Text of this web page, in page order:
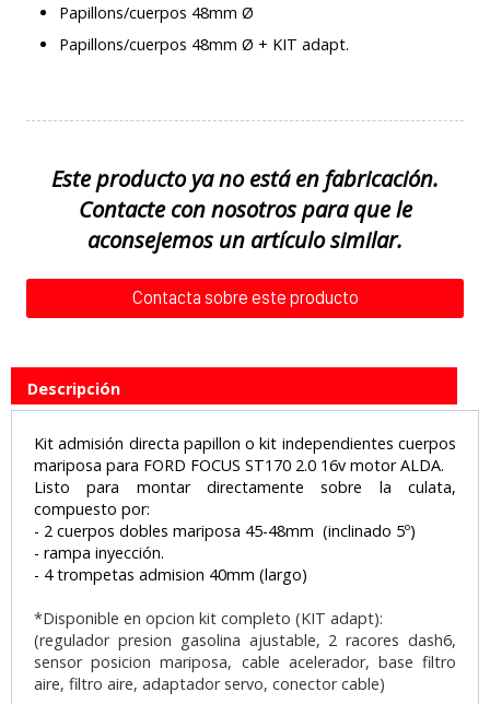
Papillons/cuerpos 48mm Ø
Papillons/cuerpos 48mm Ø + KIT adapt.
Este producto ya no está en fabricación.
Contacte con nosotros para que le
aconsejemos un artículo similar.
Contacta sobre este producto
Descripción
Kit admisión directa papillon o kit independientes cuerpos
mariposa para FORD FOCUS ST170 2.0 16v motor ALDA.
Listo para montar directamente sobre la culata,
compuesto por:
- 2 cuerpos dobles mariposa 45-48mm (inclinado 5º)
- rampa inyección.
- 4 trompetas admision 40mm (largo)
*Disponible en opcion kit completo (KIT adapt):
(regulador presion gasolina ajustable, 2 racores dash6,
sensor posicion mariposa, cable acelerador, base filtro
aire, filtro aire, adaptador servo, conector cable)